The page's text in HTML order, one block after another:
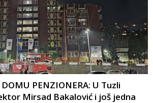
DOMU PENZIONERA: U Tuzli
Mirsad Bakalović i još jedna